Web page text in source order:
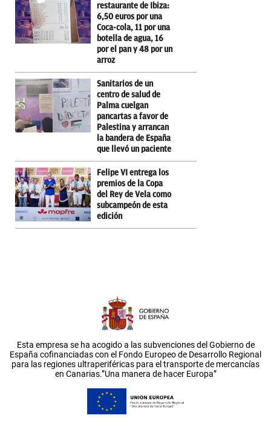
restaurante de Ibiza:
6,50 euros por una
Coca-cola, 11 por una
botella de agua, 16
por el pan y 48 por un
arroz
Sanitarios de un
centro de salud de
Palma cuelgan
pancartas a favor de
Palestina y arrancan
la bandera de España
que llevó un paciente
Felipe VI entrega los
premios de la Copa
del Rey de Vela como
subcampeón de esta
edición
Esta empresa se ha acogido a las subvenciones del Gobierno de
España cofinanciadas con el Fondo Europeo de Desarrollo Regional
para las regiones ultraperiféricas para el transporte de mercancías
en Canarias.”Una manera de hacer Europa”